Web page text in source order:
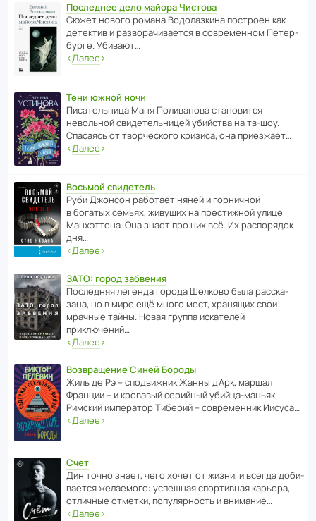
Последнее дело майора Чистова
Сюжет нового романа Водо­ла­з­кина пост­роен как
дете­ктив и разво­ра­чи­ва­ется в совре­менном Пете­р­
бурге. Убивают…
‹Далее›
Тени южной ночи
Писа­тель­ница Маня Поли­ва­нова стано­вится
невольной свиде­тель­ницей убийства на тв-шоу.
Спасаясь от твор­че­с­кого кризиса, она приезжает…
‹Далее›
Восьмой свидетель
Руби Джонсон рабо­тает няней и горни­чной
в богатых семьях, живущих на прес­ти­жной улице
Манх­эт­тена. Она знает про них всё. Их распо­рядок
дня…
‹Далее›
ЗАТО: город забвения
После­дняя легенда города Шелково была расска­
зана, но в мире ещё много мест, хранящих свои
мрачные тайны. Новая группа иска­телей
приключений…
‹Далее›
Возвращение Синей Бороды
Жиль де Рэ – спод­ви­жник Жанны д’Арк, маршал
Франции – и кровавый серийный убийца-маньяк.
Римский импе­ратор Тиберий – совре­менник Иисуса…
‹Далее›
Счет
Дин точно знает, чего хочет от жизни, и всегда доби­
ва­ется жела­е­мого: успе­шная спор­ти­вная карьера,
отли­чные отметки, попу­ля­р­ность и внимание…
‹Далее›